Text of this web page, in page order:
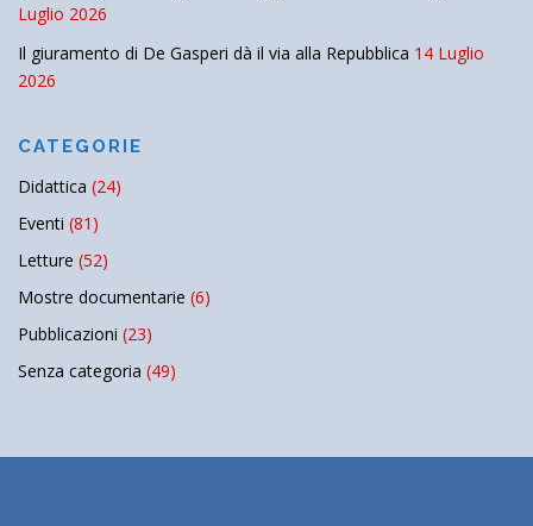
Luglio 2026
Il giuramento di De Gasperi dà il via alla Repubblica 14 Luglio
2026
CATEGORIE
Didattica (24)
Eventi (81)
Letture (52)
Mostre documentarie (6)
Pubblicazioni (23)
Senza categoria (49)